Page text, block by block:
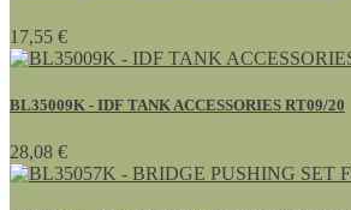
17,55 €
BL35009K - IDF TANK ACCESSORIES RT09/20
28,08 €